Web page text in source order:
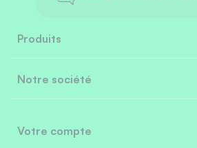
Produits
Notre société
Votre compte